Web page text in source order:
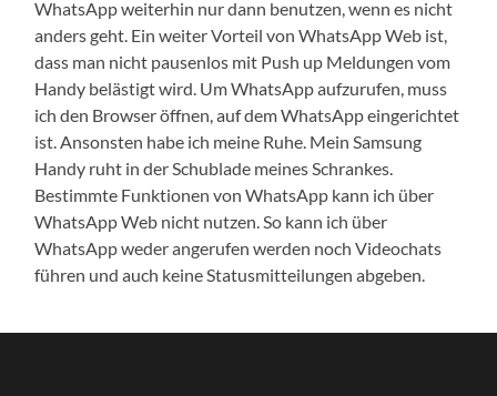
WhatsApp weiterhin nur dann benutzen, wenn es nicht
anders geht. Ein weiter Vorteil von WhatsApp Web ist,
dass man nicht pausenlos mit Push up Meldungen vom
Handy belästigt wird. Um WhatsApp aufzurufen, muss
ich den Browser öffnen, auf dem WhatsApp eingerichtet
ist. Ansonsten habe ich meine Ruhe. Mein Samsung
Handy ruht in der Schublade meines Schrankes.
Bestimmte Funktionen von WhatsApp kann ich über
WhatsApp Web nicht nutzen. So kann ich über
WhatsApp weder angerufen werden noch Videochats
führen und auch keine Statusmitteilungen abgeben.